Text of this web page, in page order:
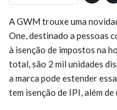
A GWM trouxe uma
One, destinado a pessoas
à isenção de impostos na
total, são 2 mil unidades
a marca pode estender
tem isenção de IPI, além